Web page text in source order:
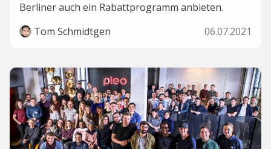
Berliner auch ein Rabattprogramm anbieten.
Tom Schmidtgen
06.07.2021